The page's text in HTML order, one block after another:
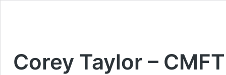
Corey Taylor – CMFT